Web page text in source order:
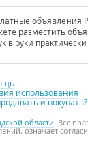
объявления
разместить
в руки
использования
и покупать?
области. Все
означает